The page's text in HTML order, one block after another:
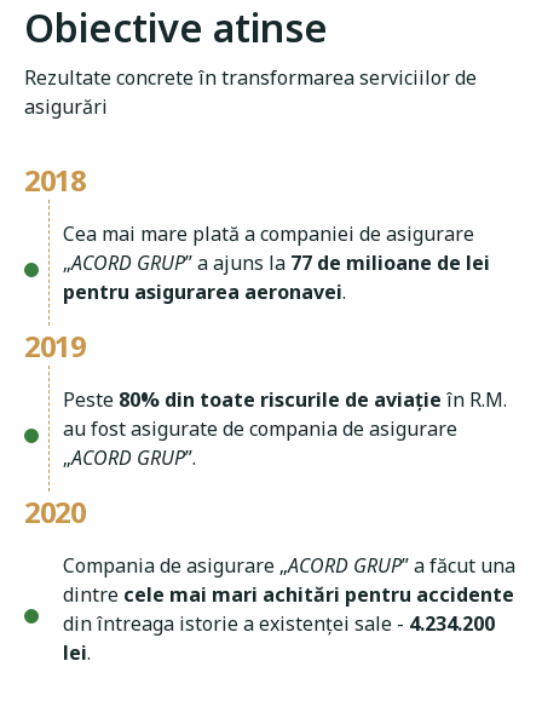
Obiective atinse
Rezultate concrete în transformarea serviciilor de
asigurări
2018
Cea mai mare plată a companiei de asigurare
„ACORD GRUP” a ajuns la 77 de milioane de lei
pentru asigurarea aeronavei.
2019
Peste 80% din toate riscurile de aviație în R.M.
au fost asigurate de compania de asigurare
„ACORD GRUP”.
2020
Compania de asigurare „ACORD GRUP” a făcut una
dintre cele mai mari achitări pentru accidente
din întreaga istorie a existenței sale - 4.234.200
lei.